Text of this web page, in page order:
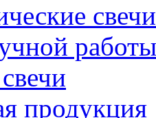
свечи
работы
продукция